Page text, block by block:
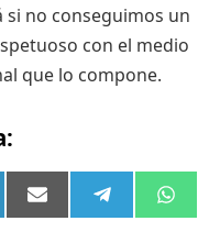
no conseguimos un
con el medio
que lo compone.
Compartir
en
Email Compartir
en
Telegram
en